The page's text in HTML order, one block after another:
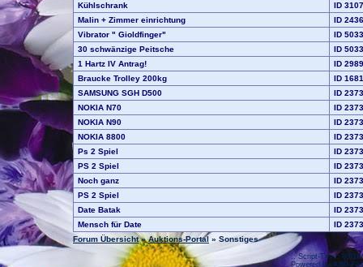
Kühlschrank
ID 3107
Malin + Zimmer einrichtung
ID 2436
Vibrator " Gioldfinger"
ID 5033
30 schwänzige Peitsche
ID 5033
1 Hartz IV Antrag!
ID 2989
Braucke Trolley 200kg
ID 1681
SAMSUNG SGH D500
ID 2373
NOKIA N70
ID 2373
NOKIA N90
ID 2373
NOKIA 8800
ID 2373
Ps 2 Spiel
ID 2373
PS 2 Spiel
ID 2373
Noch ganz
ID 2373
PS 2 Spiel
ID 2373
Date Batak
ID 2373
Mensch für Date
ID 2373
Forum Übersicht»Auktions-Portal » Sonstiges
.: Script-Time: 0,016
Powered by ASP-